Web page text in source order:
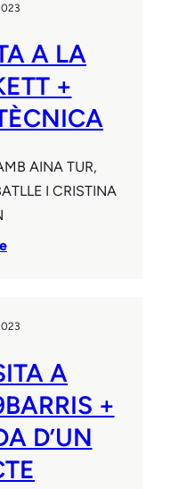
A LA
+
AINA TUR,
I CRISTINA
A
+
D’UN